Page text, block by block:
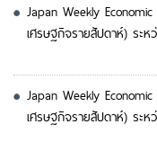
Japan Weekly
เศรษฐกิจรายสัปดาห์) ระ
Japan Weekly
เศรษฐกิจรายสัปดาห์) ระ